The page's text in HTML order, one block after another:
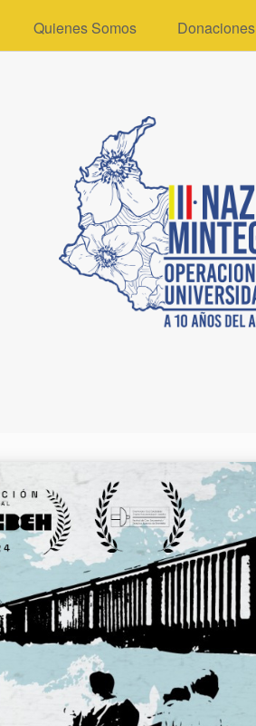
Quienes Somos Donaciones